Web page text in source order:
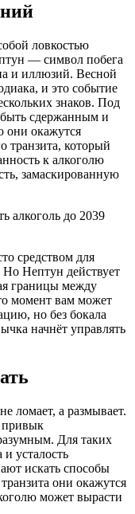
ловкостью
— символ побега
и иллюзий. Весной
и это событие
знаков. Под
сдержанным и
они окажутся
транзита, который
к алкоголю
замаскированную
средством для
Но Нептун действует
границы между
момент вам может
но без бокала
начнёт управлять
ломает, а размывает.
привык
Для таких
усталость
искать способы
они окажутся
может вырасти